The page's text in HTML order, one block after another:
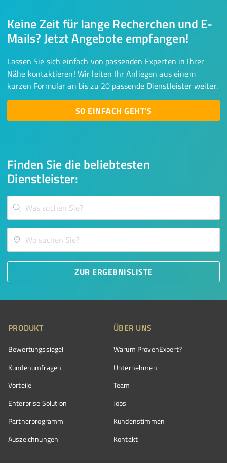
Finden Sie die beliebtesten
Dienstleister:
ZUR ERGEBNISLISTE
Keine Zeit für lange Recherchen und E-
Mails? Jetzt Angebote empfangen!
Lassen Sie sich einfach von passenden Experten in Ihrer
Nähe kontaktieren! Wir leiten Ihr Anliegen aus einem
kurzen Formular an bis zu 20 passende Dienstleister weiter.
SO EINFACH GEHT'S
PRODUKT
Bewertungssiegel
Kundenumfragen
Vorteile
Enterprise Solution
Partnerprogramm
Auszeichnungen
ÜBER UNS
Warum ProvenExpert?
Unternehmen
Team
Jobs
Kundenstimmen
Kontakt